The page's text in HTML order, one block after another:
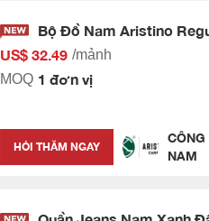
Bộ Đồ Nam Aristino
US$ 32.49 /mảnh
MOQ 1 đơn vị
HỎI THĂM NGAY
NAM